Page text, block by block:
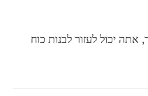
יכול לעזור לבנות כוח